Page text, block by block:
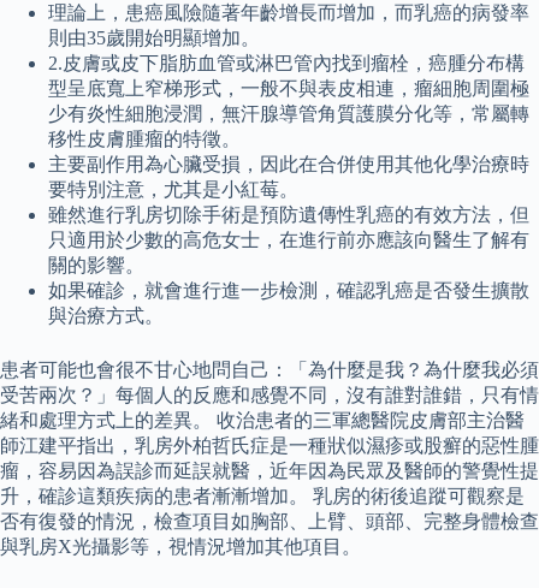
理論上，患癌風險隨著年齡增長而增加，而乳癌的病發率
則由35歲開始明顯增加。
2.皮膚或皮下脂肪血管或淋巴管內找到瘤栓，癌腫分布構
型呈底寬上窄梯形式，一般不與表皮相連，瘤細胞周圍極
少有炎性細胞浸潤，無汗腺導管角質護膜分化等，常屬轉
移性皮膚腫瘤的特徵。
主要副作用為心臟受損，因此在合併使用其他化學治療時
要特別注意，尤其是小紅莓。
雖然進行乳房切除手術是預防遺傳性乳癌的有效方法，但
只適用於少數的高危女士，在進行前亦應該向醫生了解有
關的影響。
如果確診，就會進行進一步檢測，確認乳癌是否發生擴散
與治療方式。
患者可能也會很不甘心地問自己：「為什麼是我？為什麼我必須
受苦兩次？」每個人的反應和感覺不同，沒有誰對誰錯，只有情
緒和處理方式上的差異。 收治患者的三軍總醫院皮膚部主治醫
師江建平指出，乳房外柏哲氏症是一種狀似濕疹或股癬的惡性腫
瘤，容易因為誤診而延誤就醫，近年因為民眾及醫師的警覺性提
升，確診這類疾病的患者漸漸增加。 乳房的術後追蹤可觀察是
否有復發的情況，檢查項目如胸部、上臂、頭部、完整身體檢查
與乳房X光攝影等，視情況增加其他項目。